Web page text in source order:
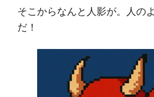
そこからなんと人影が。人の
だ！